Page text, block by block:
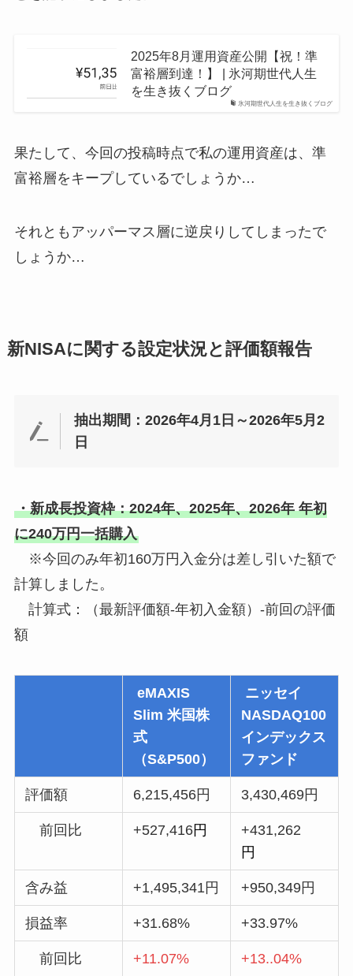
氷河期世代人生を生き抜くブログ
2025年8月運用資産公開【祝！準
富裕層到達！】 | 氷河期世代人生
を生き抜くブログ
果たして、今回の投稿時点で私の運用資産は、準
富裕層をキープしているでしょうか…
それともアッパーマス層に逆戻りしてしまったで
しょうか…
新NISAに関する設定状況と評価額報告
抽出期間：2026年4月1日～2026年5月2
日
・新成長投資枠：2024年、2025年、2026年 年初
に240万円一括購入
※今回のみ年初160万円入金分は差し引いた額で
計算しました。
計算式：（最新評価額-年初入金額）-前回の評価
額
eMAXIS
Slim 米国株
式
（S&P500）
ニッセイ
NASDAQ100
インデックス
ファンド
評価額 6,215,456円 3,430,469円
前回比 +527,416円
+431,262
円
含み益 +1,495,341円 +950,349円
損益率 +31.68% +33.97%
前回比 +11.07% +13..04%